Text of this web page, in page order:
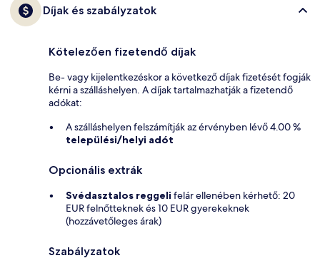
Díjak és szabályzatok
Kötelezően fizetendő díjak
Be- vagy kijelentkezéskor a következő díjak fizetését fogják
kérni a szálláshelyen. A díjak tartalmazhatják a fizetendő
adókat:
A szálláshelyen felszámítják az érvényben lévő 4.00 %
települési/helyi adót
Opcionális extrák
Svédasztalos reggeli felár ellenében kérhető: 20
EUR felnőtteknek és 10 EUR gyerekeknek
(hozzávetőleges árak)
Szabályzatok